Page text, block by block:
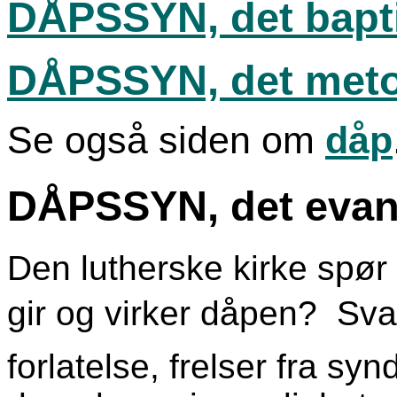
DÅPSSYN, det
DÅPSSYN, det
Se også siden om dåp
DÅPSSYN, det
Den lutherske kirke
gir og virker dåpen? 
forlatelse, frelser fra